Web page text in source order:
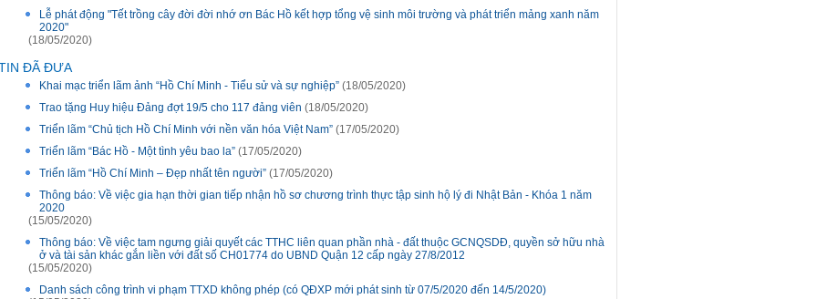
Lễ phát động "Tết trồng cây đời đời nhớ ơn Bác Hồ kết hợp tổng vệ sinh môi trường và phát triển mảng xanh năm
2020"
(18/05/2020)
ĐÃ ĐƯA
Khai mạc triển lãm ảnh “Hồ Chí Minh - Tiểu sử và sự nghiệp” (18/05/2020)
Trao tặng Huy hiệu Đảng đợt 19/5 cho 117 đảng viên (18/05/2020)
Triển lãm “Chủ tịch Hồ Chí Minh với nền văn hóa Việt Nam” (17/05/2020)
Triển lãm “Bác Hồ - Một tình yêu bao la” (17/05/2020)
Triển lãm “Hồ Chí Minh – Đẹp nhất tên người” (17/05/2020)
Thông báo: Về việc gia hạn thời gian tiếp nhận hồ sơ chương trình thực tập sinh hộ lý đi Nhật Bản - Khóa 1 năm
2020
(15/05/2020)
Thông báo: Về việc tam ngưng giải quyết các TTHC liên quan phần nhà - đất thuộc GCNQSDĐ, quyền sở hữu nhà
ở và tài sản khác gắn liền với đất số CH01774 do UBND Quận 12 cấp ngày 27/8/2012
(15/05/2020)
Danh sách công trình vi phạm TTXD không phép (có QĐXP mới phát sinh từ 07/5/2020 đến 14/5/2020)